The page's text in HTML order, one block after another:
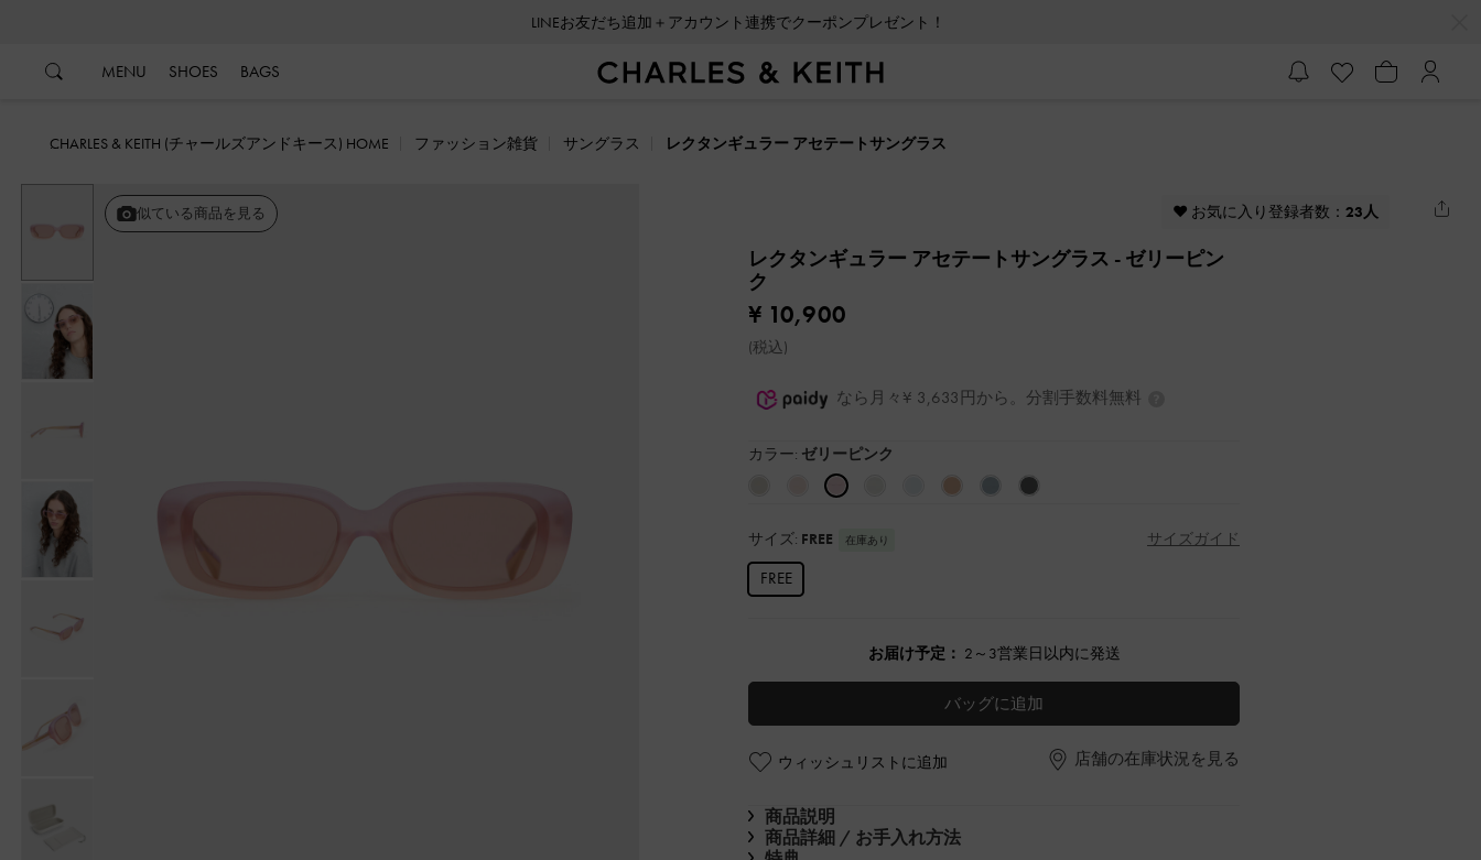
LINEお友だち追加＋アカウント連携でクーポンプレゼント！
MENU SHOES BAGS
CHARLES & KEITH (チャールズアンドキース) HOME ファッション雑貨 サングラス レクタンギュラー アセテートサングラス
♥ お気に入り登録者数： 23人
似ている商品を見る
レクタンギュラー アセテートサングラス - ゼリーピン
ク
¥ 10,900
(税込)
なら月々¥ 3,633円から。分割手数料無料
カラー: ゼリーピンク
サイズ: FREE 在庫あり サイズガイド
FREE
お届け予定： 2～3営業日以内に発送
バッグに追加
ウィッシュリストに追加 店舗の在庫状況を見る
商品説明
商品詳細 / お手入れ方法